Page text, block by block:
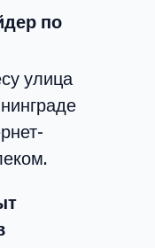
по
улица